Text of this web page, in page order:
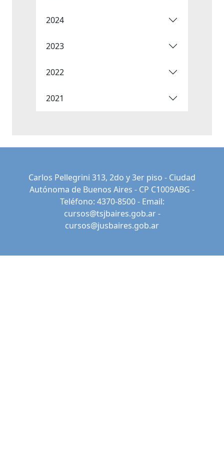
2024
2023
2022
2021
Carlos Pellegrini 313, 2do y 3er piso - Ciudad
Autónoma de Buenos Aires - CP C1009ABG -
Teléfono: 4370-8500 - Email:
cursos@tsjbaires.gob.ar-
cursos@jusbaires.gob.ar